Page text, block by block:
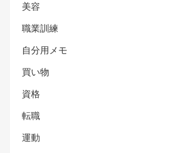
美容
職業訓練
自分用メモ
買い物
資格
転職
運動